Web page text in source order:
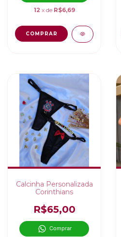
12 x de R$6,69
COMPRAR
Calcinha Personalizada
Corinthians
R$65,00
Comprar